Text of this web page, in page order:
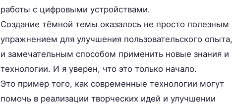
работы с цифровыми устройствами.
Создание тёмной темы оказалось не просто полезным
упражнением для улучшения пользовательского
и замечательным способом применить новые знания и
технологии. И я уверен, что это только начало.
Это пример того, как современные технологии могут
помочь в реализации творческих идей и улучшении